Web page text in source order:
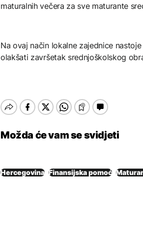
maturalnih večera za sve maturante
Na ovaj način lokalne zajednice
olakšati završetak srednjoškolskog
Možda će vam se svidjeti
Hercegovina Finansijska pomoć